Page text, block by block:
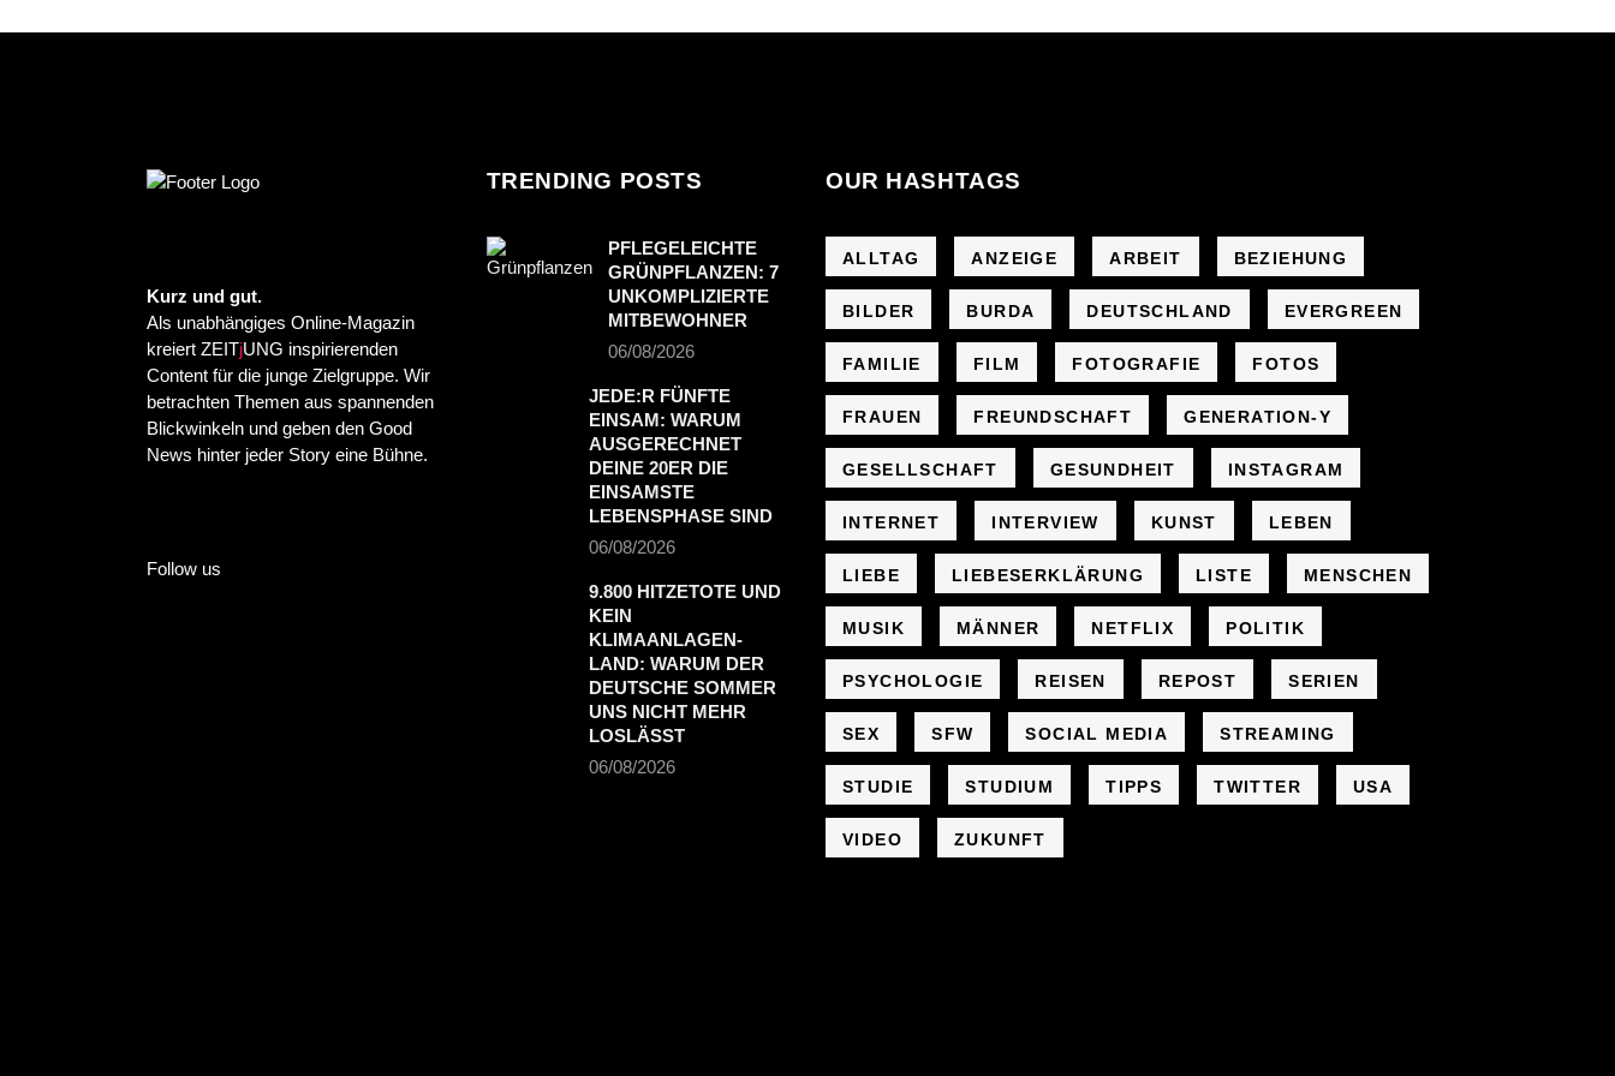
Kurz und gut.
Als unabhängiges Online-Magazin
kreiert ZEITjUNG inspirierenden
Content für die junge Zielgruppe. Wir
betrachten Themen aus spannenden
Blickwinkeln und geben den Good
News hinter jeder Story eine Bühne.
Follow us
TRENDING POSTS
PFLEGELEICHTE
GRÜNPFLANZEN: 7
UNKOMPLIZIERTE
MITBEWOHNER
06/08/2026
JEDE:R FÜNFTE
EINSAM: WARUM
AUSGERECHNET
DEINE 20ER DIE
EINSAMSTE
LEBENSPHASE SIND
06/08/2026
9.800 HITZETOTE UND
KEIN
KLIMAANLAGEN-
LAND: WARUM DER
DEUTSCHE SOMMER
UNS NICHT MEHR
LOSLÄSST
06/08/2026
OUR HASHTAGS
ALLTAG ANZEIGE ARBEIT BEZIEHUNG
BILDER BURDA DEUTSCHLAND EVERGREEN
FAMILIE FILM FOTOGRAFIE FOTOS
FRAUEN FREUNDSCHAFT GENERATION-Y
GESELLSCHAFT GESUNDHEIT INSTAGRAM
INTERNET INTERVIEW KUNST LEBEN
LIEBE LIEBESERKLÄRUNG LISTE MENSCHEN
MUSIK MÄNNER NETFLIX POLITIK
PSYCHOLOGIE REISEN REPOST SERIEN
SEX SFW SOCIAL MEDIA STREAMING
STUDIE STUDIUM TIPPS TWITTER USA
VIDEO ZUKUNFT